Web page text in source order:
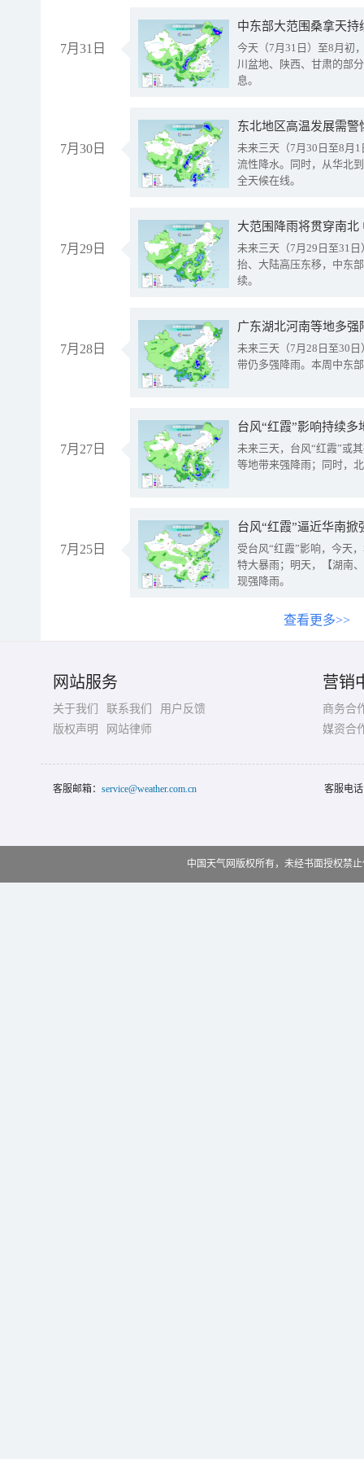
7月31日
中东部大范围桑拿天
今天（7月31日）至8月初
川盆地、陕西、甘肃的部
息。
7月30日
东北地区高温发展需
未来三天（7月30日至8月
流性降水。同时，从华北
全天候在线。
7月29日
大范围降雨将贯穿南
未来三天（7月29日至31
抬、大陆高压东移，中东
续。
7月28日
广东湖北河南等地多
未来三天（7月28日至30
带仍多强降雨。本周中东
7月27日
台风“红霞”影响持续
未来三天，台风“红霞”或
等地带来强降雨；同时，
7月25日
台风“红霞”逼近华南
受台风“红霞”影响，今天
特大暴雨；明天，【湖南
现强降雨。
查看更多>>
网站服务
关于我们 联系我们
用户反馈
版权声明
网站律师
营销
商务合
媒资合
客服邮箱： service@weather.com.cn 客服电
中国天气网版权所有，未经书面授权